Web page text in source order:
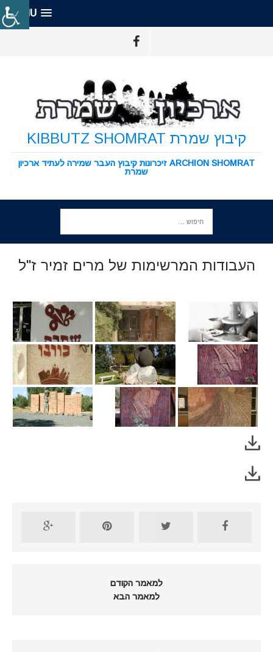
MENU
קיבוץ שמרת KIBBUTZ SHOMRAT
ARCHION SHOMRAT זיכרונות קיבוץ העבר שמירה לעתיד ארכיון
שמרת
העבודות המרשימות של מרים זמיר ז"ל
למאמר הקודם
למאמר הבא